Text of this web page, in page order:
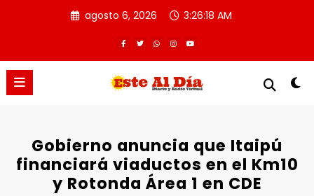
agosto 6, 2026 3:26:18 AM
Gobierno anuncia que Itaipú
financiará viaductos en el Km10
y Rotonda Área 1 en CDE